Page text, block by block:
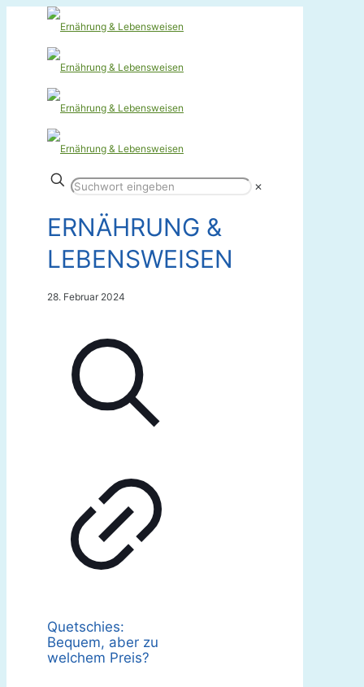
✕
ERNÄHRUNG &
LEBENSWEISEN
28. Februar 2024
Quetschies:
Bequem, aber zu
welchem Preis?